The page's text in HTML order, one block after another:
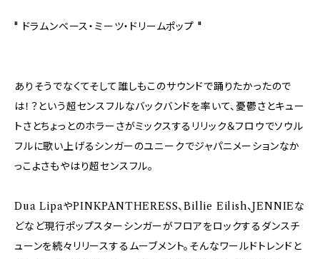
" ドラムンベース・ミーツ・ドリームポップ "
ありそうでなくてそして誰しもこのサウンドで踊りたかったので
は！？という超センスフルなバックバンドを率いて、憂鬱さとキュー
トさとちょっとのホラーさがミックスするリリック＆フロウでソウル
フルに歌い上げるシンガーのユニークでジャパニメーションなか
っこよさもやはり超センスフル。
Dua LipaやPINKPANTHERESS、Billie Eilish、JENNIEな
どなど現行ポップスターシンガーがフロアをロックするダンスチ
ューンを続々リリースするムーブメント。そんなワールドトレンドと